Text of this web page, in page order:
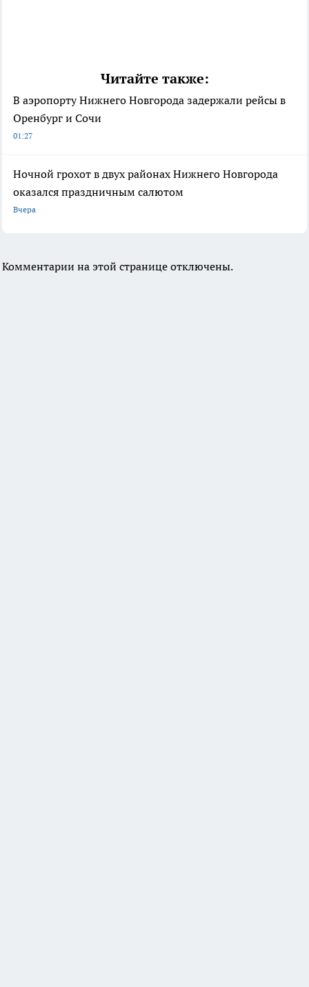
Читайте также:
В аэропорту Нижнего Новгорода задержали рейсы в
Оренбург и Сочи
01:27
Ночной грохот в двух районах Нижнего Новгорода
оказался праздничным салютом
Вчера
Комментарии на этой странице отключены.